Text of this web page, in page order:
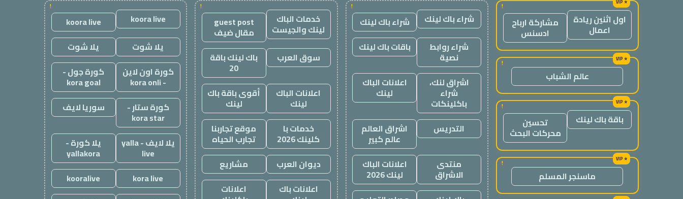
!
اول اثنين ريادة
اعمال مشاركة ارباح
ادسنس
!
عالم الشباب
!
باقة باك لينك تحسين
محركات البحث
!
ماسنجر المسلم
!
شراء باك لينك
شراء باك لينك
شراء روابط
نصية
باقات باك لينك
اشراق لنك،
شراء
باكلينكات
اعلانات الباك
لينك
التدريس اشراق العالم
عالم كبير
منتدى
الاشراق
اعلانات الباك
لينك 2026
!
خدمات الباك
لينك والجيست guest post
مقال ضيف
سوق العرب
باك لينك باقة
20
اعلانات الباك
لينك
أقوى باقة باك
لينك
خدمات با
كلينك 2026
موقع تجاربنا
تجارب الحياه
ديوان العرب
مشاريع
اعلانات باك
اعلانات
!
koora live
koora live
يلا شوت
يلا شوت
كورة اون لاين
- kora onli
كورة جول -
kora goal
كورة ستار -
kora star
سوريا لايف
يلا لايف - yalla
live
يلا كورة -
yallakora
kora live
kooralive